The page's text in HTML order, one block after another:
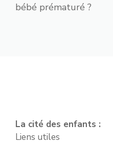
bébé prématuré ?
La cité des enfants :
Liens utiles